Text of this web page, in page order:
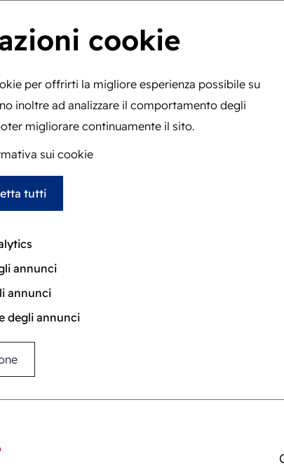
cookie
per offrirti la migliore esperienza possibile su
inoltre ad analizzare il comportamento degli
migliorare continuamente il sito.
sui cookie
tutti
annunci
annunci
degli annunci
fornisce un packaging versatile
perfettamente con le
per la cartonatura e i